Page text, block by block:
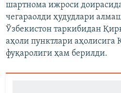
шартнома ижроси
чегараолди ҳудудлари
Ўзбекистон таркибидан
аҳоли пунктлари аҳолисига
фуқаролиги ҳам берилди.